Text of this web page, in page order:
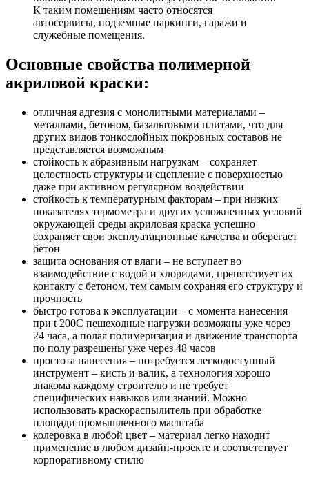
К таким помещениям часто относятся
автосервисы, подземные паркинги, гаражи и
служебные помещения.
Основные свойства полимерной
акриловой краски:
отличная адгезия с монолитными материалами –
металлами, бетоном, базальтовыми плитами, что для
других видов тонкослойных покровных составов не
представляется возможным
стойкость к абразивным нагрузкам – сохраняет
целостность структуры и сцепление с поверхностью
даже при активном регулярном воздействии
стойкость к температурным факторам – при низких
показателях термометра и других усложненных условий
окружающей среды акриловая краска успешно
сохраняет свои эксплуатационные качества и оберегает
бетон
защита основания от влаги – не вступает во
взаимодействие с водой и хлоридами, препятствует их
контакту с бетоном, тем самым сохраняя его структуру и
прочность
быстро готова к эксплуатации – с момента нанесения
при t 200С пешеходные нагрузки возможны уже через
24 часа, а полая полимеризация и движение транспорта
по полу разрешены уже через 48 часов
простота нанесения – потребуется легкодоступный
инструмент – кисть и валик, а технология хорошо
знакома каждому строителю и не требует
специфических навыков или знаний. Можно
использовать краскораспылитель при обработке
площади промышленного масштаба
колеровка в любой цвет – материал легко находит
применение в любом дизайн-проекте и соответствует
корпоративному стилю